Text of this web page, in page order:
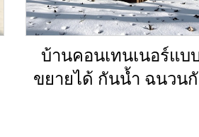
บ้านคอนเทนเนอร์แบ
ขยายได้ กันน้ำ ฉนวน